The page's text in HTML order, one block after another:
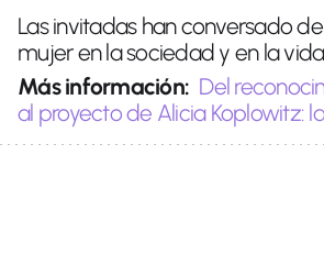
Las invitadas han conversado
mujer en la sociedad y en la
Más información: Del
al proyecto de Alicia Koplowitz: